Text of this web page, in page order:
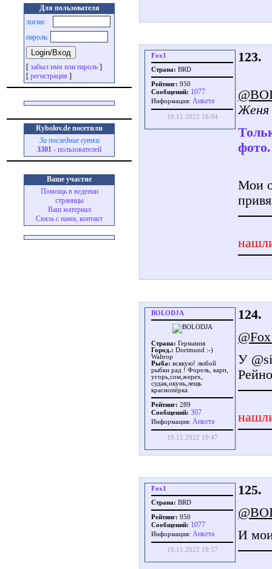
Для пользователя
логин:
пароль:
[ забыл имя или пароль ]
[ регистрация ]
Rybolov.de посетили
За последние сутки
3301 - пользователей
Ваше участие
Помощь в ведении
страницы
Ваш материал
Связь с нами, контакт
Fox1
Страна: BRD
Рейтинг: 950
Сообщений: 1077
Информация: Aнкета
19.11.2022 16:04
123.
Женя
фото.
Мои
BOLODJA
Страна: Германия
Город.: Dortmund :-)
Waltrop
Рыба: всякую! любой
рыбки рад ! Форель, карп,
угорь,сом,жерех,
судак,окунь,лещь
краснопёрка
Рейтинг: 289
Сообщений: 307
Информация: Aнкета
19.11.2022 19:47
124.
У
Fox1
Страна: BRD
Рейтинг: 950
Сообщений: 1077
Информация: Aнкета
19.11.2022 19:57
125.
И